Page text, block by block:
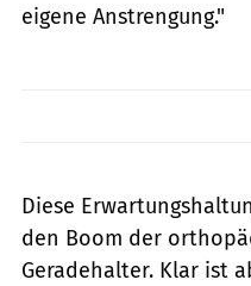
eigene Anstrengung."
Diese
den Boom der
Geradehalter. Klar ist